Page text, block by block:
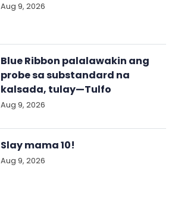
Aug 9, 2026
Blue Ribbon palalawakin ang
probe sa substandard na
kalsada, tulay—Tulfo
Aug 9, 2026
Slay mama 10!
Aug 9, 2026